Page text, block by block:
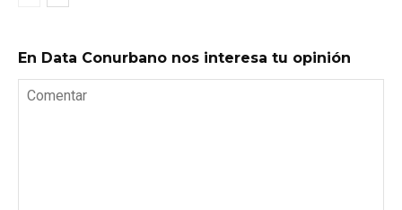
En Data Conurbano nos interesa tu opinión